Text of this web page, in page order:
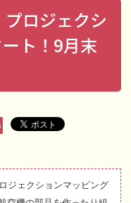
ロジェクシ
ト！9月末
ジェクションマッピング